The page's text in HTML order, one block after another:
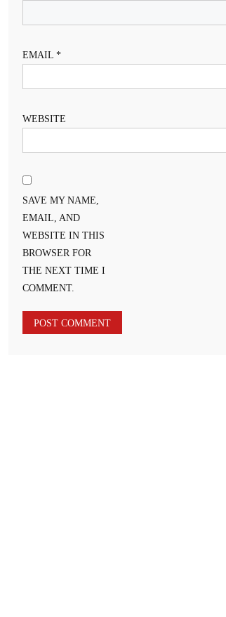
EMAIL *
WEBSITE
SAVE MY NAME,
EMAIL, AND
WEBSITE IN THIS
BROWSER FOR
THE NEXT TIME I
COMMENT.